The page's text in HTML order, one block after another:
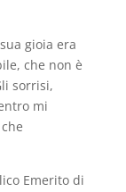
gioia era
che non è
sorrisi,
mi
Emerito di